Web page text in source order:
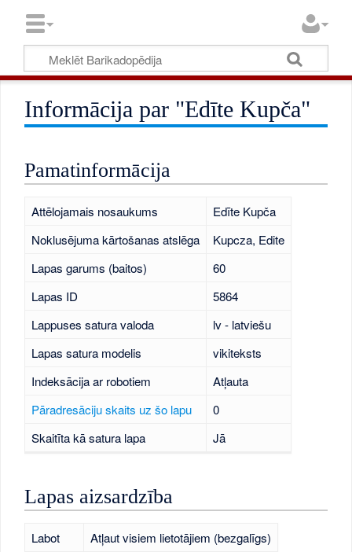
Informācija par "Edīte Kupča"
Pamatinformācija
Attēlojamais nosaukums
Edīte Kupča
Noklusējuma kārtošanas atslēga
Kupcza, Edite
Lapas garums (baitos)
60
Lapas ID
5864
Lappuses satura valoda
lv - latviešu
Lapas satura modelis
vikiteksts
Indeksācija ar robotiem
Atļauta
Pāradresāciju skaits uz šo lapu
0
Skaitīta kā satura lapa
Jā
Lapas aizsardzība
Labot
Atļaut visiem lietotājiem (bezgalīgs)